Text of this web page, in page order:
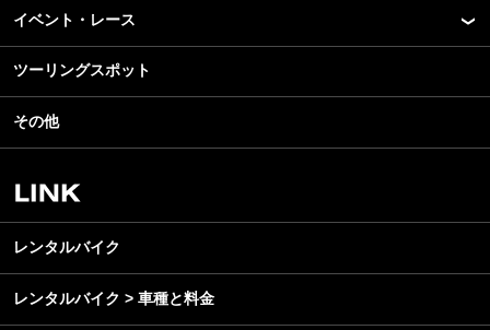
モデル情報
カスタマイズパーツ
テクノロジー
名車・旧車
ビジネス
アプリ
ライディングギア
ツーリング
アウトドア
レンタルバイク
イベント・レース
モータースポーツ
イベント
スクール・レッスン
ツーリングスポット
その他
レンタルバイク
レンタルバイク > 車種と料金